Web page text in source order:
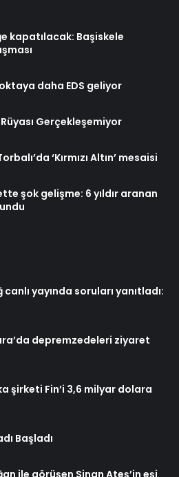
kapatılacak: Başiskele
daha EDS geliyor
Gerçekleşemiyor
‘Kırmızı Altın’ mesaisi
şok gelişme: 6 yıldır aranan
yayında soruları yanıtladı:
depremzedeleri ziyaret
şirketi Fin’i 3,6 milyar dolara
Başladı